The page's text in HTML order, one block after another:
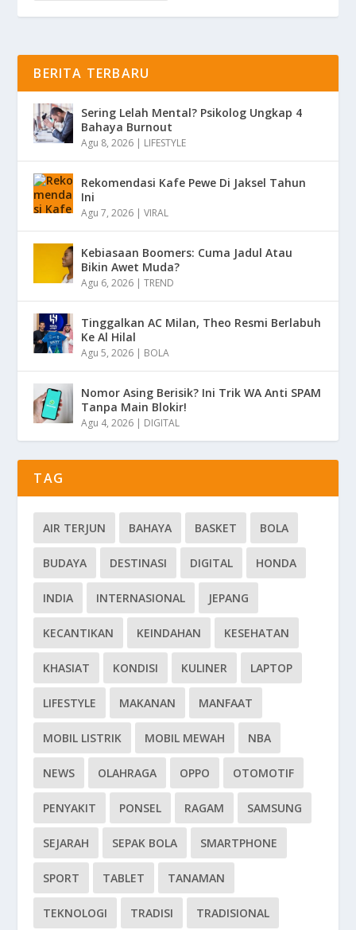
BERITA TERBARU
Sering Lelah Mental? Psikolog Ungkap 4
Bahaya Burnout
Agu 8, 2026 | LIFESTYLE
Rekomendasi Kafe Pewe Di Jaksel Tahun
Ini
Agu 7, 2026 |VIRAL
Kebiasaan Boomers: Cuma Jadul Atau
Bikin Awet Muda?
Agu 6, 2026 |TREND
Tinggalkan AC Milan, Theo Resmi Berlabuh
Ke Al Hilal
Agu 5, 2026 | BOLA
Nomor Asing Berisik? Ini Trik WA Anti SPAM
Tanpa Main Blokir!
Agu 4, 2026 | DIGITAL
TAG
AIR TERJUN BAHAYA BASKET BOLA
BUDAYA DESTINASI DIGITAL HONDA
INDIA INTERNASIONAL JEPANG
KECANTIKAN KEINDAHAN KESEHATAN
KHASIAT KONDISI KULINER LAPTOP
LIFESTYLE MAKANAN MANFAAT
MOBIL LISTRIK MOBIL MEWAH NBA
NEWS OLAHRAGA OPPO OTOMOTIF
PENYAKIT PONSEL RAGAM SAMSUNG
SEJARAH SEPAK BOLA SMARTPHONE
SPORT TABLET TANAMAN
TEKNOLOGI TRADISI TRADISIONAL